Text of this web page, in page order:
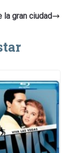
la gran ciudad